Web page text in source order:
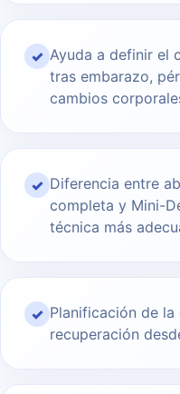
✓ Ayuda a definir el
tras embarazo,
cambios
✓ Diferencia entre
completa y Mini-
técnica más
✓ Planificación de
recuperación